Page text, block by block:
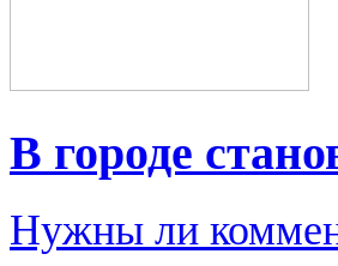
В городе
Нужны ли